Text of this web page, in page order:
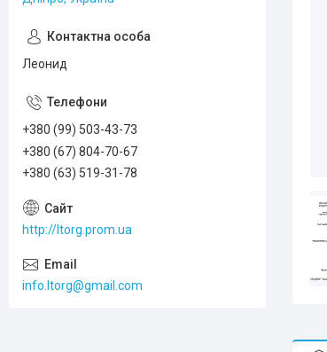
Леонид
+380 (99) 503-43-73
+380 (67) 804-70-67
+380 (63) 519-31-78
http://ltorg.prom.ua
info.ltorg@gmail.com